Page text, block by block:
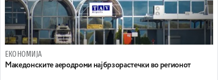
ЕКОНОМИЈА
Maкедонските аеродроми најбрзорастечки во регионот